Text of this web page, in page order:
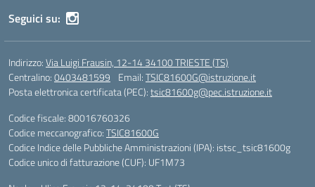
Seguici su:
Indirizzo:Via Luigi Frausin, 12-14 34100 TRIESTE (TS)
Centralino:0403481599 Email:TSIC81600G@istruzione.it
Posta elettronica certificata (PEC):tsic81600g@pec.istruzione.it
Codice fiscale: 80016760326
Codice meccanografico:TSIC81600G
Codice Indice delle Pubbliche Amministrazioni (IPA): istsc_tsic81600g
Codice unico di fatturazione (CUF): UF1M73